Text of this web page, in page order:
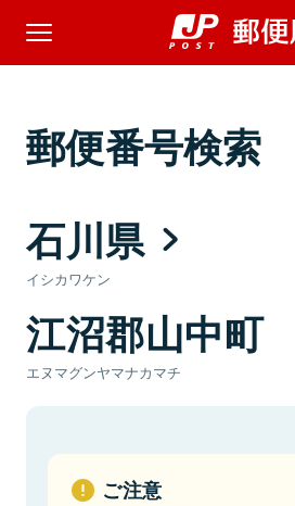
郵便番号検索
石川県
イシカワケン
江沼郡山中町
エヌマグンヤマナカマチ
ご注意